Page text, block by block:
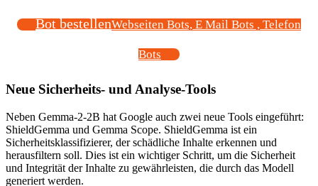
Bot bestellenWebseiten Bots, E Mail Bots , Telefon
Bots
Neue Sicherheits- und Analyse-Tools
Neben Gemma-2-2B hat Google auch zwei neue Tools eingeführt:
ShieldGemma und Gemma Scope. ShieldGemma ist ein
Sicherheitsklassifizierer, der schädliche Inhalte erkennen und
herausfiltern soll. Dies ist ein wichtiger Schritt, um die Sicherheit
und Integrität der Inhalte zu gewährleisten, die durch das Modell
generiert werden.